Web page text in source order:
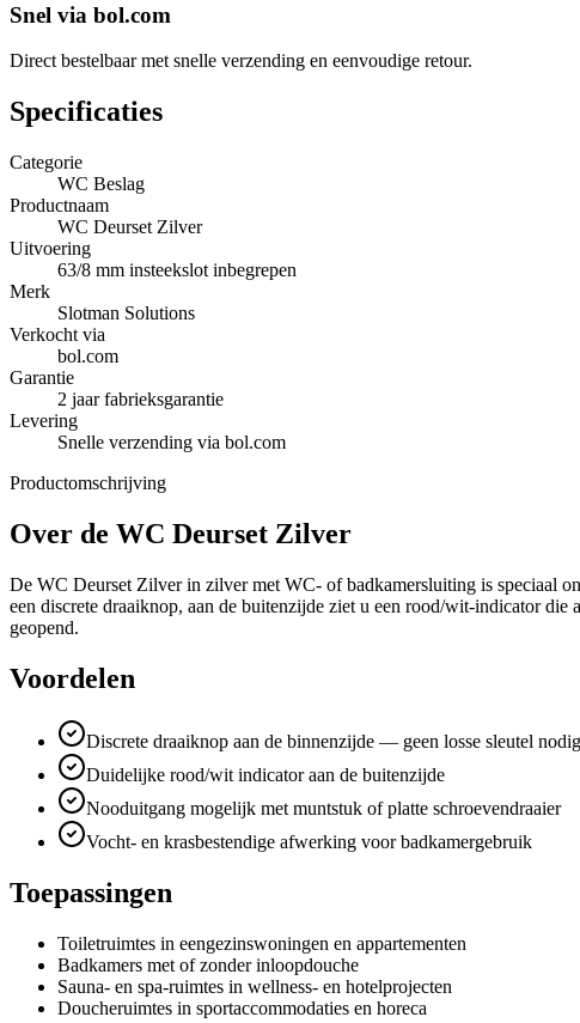
Snel via bol.com
Direct bestelbaar met snelle verzending en eenvoudige retour.
Specificaties
Categorie
WC Beslag
Productnaam
WC Deurset Zilver
Uitvoering
63/8 mm insteekslot inbegrepen
Merk
Slotman Solutions
Verkocht via
bol.com
Garantie
2 jaar fabrieksgarantie
Levering
Snelle verzending via bol.com
Productomschrijving
Over de WC Deurset Zilver
De WC Deurset Zilver in zilver met WC- of badkamersluiting is speciaal
een discrete draaiknop, aan de buitenzijde ziet u een rood/wit-indicator
geopend.
Voordelen
Discrete draaiknop aan de binnenzijde — geen losse sleutel nodig
Duidelijke rood/wit indicator aan de buitenzijde
Nooduitgang mogelijk met muntstuk of platte schroevendraaier
Vocht- en krasbestendige afwerking voor badkamergebruik
Toepassingen
Toiletruimtes in eengezinswoningen en appartementen
Badkamers met of zonder inloopdouche
Sauna- en spa-ruimtes in wellness- en hotelprojecten
Doucheruimtes in sportaccommodaties en horeca